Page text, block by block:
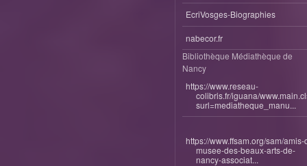
EcriVosges-Biographies
nabecor.fr
Bibliothèque Médiathèque de
Nancy
https://www.reseau-
colibris.fr/iguana/
surl=mediatheque_manu...
https://www.ffsam.org/sam/amis-
musee-des-beaux-arts-de-
nancy-associat...